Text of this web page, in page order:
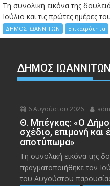
Τη συνολική εικόνα της
Ιούλιο και τις πρώτες ημέρες
ΔΗΜΟΣ ΙΩΑΝΝΙΤΩΝ Επικαιρότητα
ΔΗΜΟΣ ΙΩΑΝΝΙΤΩΝ
6 Αυγούστου 2026
Θ. Μπέγκας: «Ο
σχέδιο, επιμονή
αποτύπωμα»
Τη συνολική εικόνα της
πραγματοποιήθηκε τον
του Αυγούστου